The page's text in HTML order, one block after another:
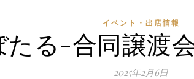
イベント・出店情報
たる-合同譲渡
2025年2月6日